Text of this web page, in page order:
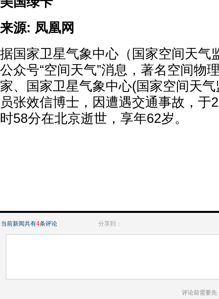
来源: 凤凰网
据国家卫星气象中心（国家空间天气
公众号“空间天气”消息，著名空间物
家、国家卫星气象中心(国家空间天
员张效信博士，因遭遇交通事故，于
时58分在北京逝世，享年62岁。
当前新闻共有4条评论 分享到：
评论前需要先